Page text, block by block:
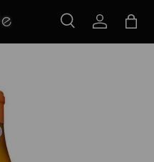
PesquisarIniciarSaco